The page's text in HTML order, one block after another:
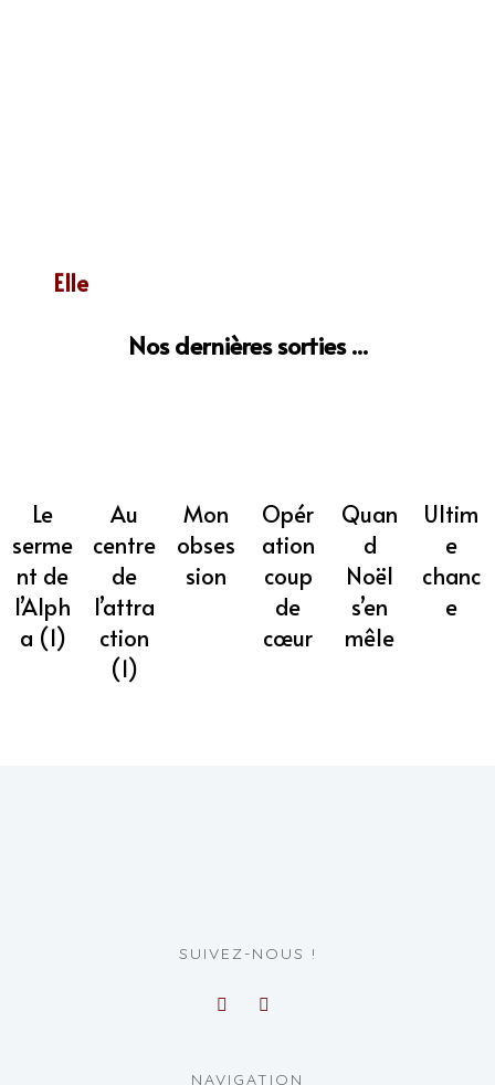
Elle
Nos dernières sorties ...
Le
serme
nt de
l’Alph
a (1)
Au
centre
de
l’attra
ction
(1)
Mon
obses
sion
Opér
ation
coup
de
cœur
Quan
d
Noël
s’en
mêle
Ultim
e
chanc
e
SUIVEZ-NOUS !
NAVIGATION